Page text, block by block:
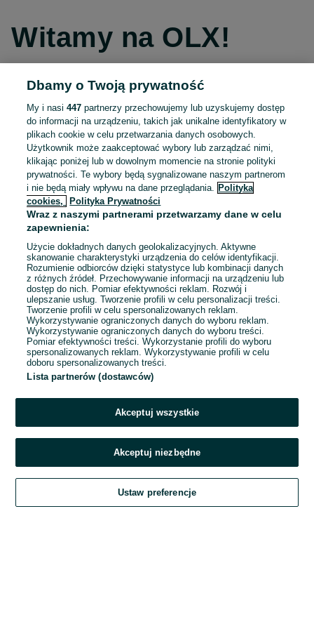
Witamy na OLX!
Kontynuuj przez Facebooka
Kontynuuj przez konto Apple
Kontynuuj przez konto Google
LUB
E-mail
Hasło
Zaloguj się
Kontynuując za pośrednictwem jednego z dostawców wskazanych powyżej,
OLX.pl w jego aktualnym brzmieniu.
Dbamy o Twoją prywatność
My i nasi447 partnerzy przechowujemy lub uzyskujemy dostęp
do informacji na urządzeniu, takich jak unikalne identyfikatory w
plikach cookie w celu przetwarzania danych osobowych.
Użytkownik może zaakceptować wybory lub zarządzać nimi,
klikając poniżej lub w dowolnym momencie na stronie polityki
prywatności. Te wybory będą sygnalizowane naszym partnerom
i nie będą miały wpływu na dane przeglądania.
Polityka
cookies,
Polityka Prywatności
Wraz z naszymi partnerami przetwarzamy dane w celu
zapewnienia:
Użycie dokładnych danych geolokalizacyjnych. Aktywne
skanowanie charakterystyki urządzenia do celów identyfikacji.
Rozumienie odbiorców dzięki statystyce lub kombinacji danych
z różnych źródeł. Przechowywanie informacji na urządzeniu lub
dostęp do nich. Pomiar efektywności reklam. Rozwój i
ulepszanie usług. Tworzenie profili w celu personalizacji treści.
Tworzenie profili w celu spersonalizowanych reklam.
Wykorzystywanie ograniczonych danych do wyboru reklam.
Wykorzystywanie ograniczonych danych do wyboru treści.
Pomiar efektywności treści. Wykorzystanie profili do wyboru
spersonalizowanych reklam. Wykorzystywanie profili w celu
doboru spersonalizowanych treści.
Lista partnerów (dostawców)
Akceptuj wszystkie
Akceptuj niezbędne
Ustaw preferencje